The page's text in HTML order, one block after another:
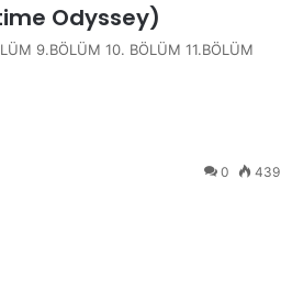
Odyssey)
9.BÖLÜM 10. BÖLÜM 11.BÖLÜM
0 439